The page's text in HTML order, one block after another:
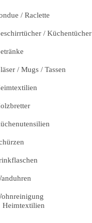
/ Raclette
/ Küchentücher
/ Mugs / Tassen
Heimtextilien